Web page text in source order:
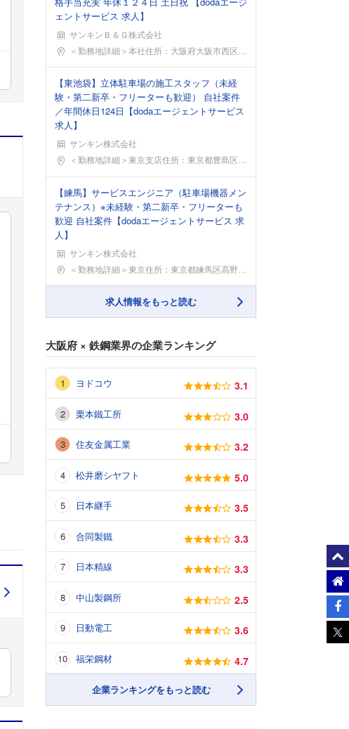
ェントサービス 求人】
サンキンＢ＆Ｇ株式会社
勤務地＜勤務地詳細＞本社住所：大阪府大阪市西区新町2-1
【東池袋】立体駐車場の施工スタッフ（未経
験・第二新卒・フリーターも歓迎） 自社案件
／年間休日124日【dodaエージェントサービス
求人】
サンキン株式会社
勤務地＜勤務地詳細＞東京支店住所：東京都豊島区東池袋4丁
【練馬】サービスエンジニア（駐車場機器メン
テナンス）※未経験・第二新卒・フリーターも
歓迎 自社案件【dodaエージェントサービス 求
人】
サンキン株式会社
勤務地＜勤務地詳細＞東京住所：東京都練馬区高野台4-19
求人情報をもっと読む
大阪府 × 鉄鋼業界の企業ランキング
ヨドコウ 3.1
栗本鐵工所 3.0
住友金属工業 3.2
松井磨シヤフト 5.0
日本継手 3.5
合同製鐵 3.3
日本精線 3.3
中山製鋼所 2.5
日動電工 3.6
福栄鋼材 4.7
企業ランキングをもっと読む